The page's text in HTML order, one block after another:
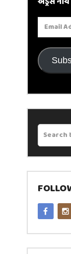
Email
Address